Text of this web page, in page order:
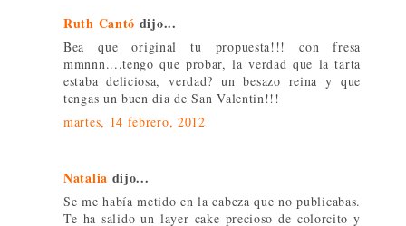
Ruth Cantó dijo...
Bea que original tu propuesta!!! con fresa
mmnnn....tengo que probar, la verdad que la tarta
estaba deliciosa, verdad? un besazo reina y que
tengas un buen dia de San Valentin!!!
martes, 14 febrero, 2012
Natalia dijo...
Se me había metido en la cabeza que no publicabas.
Te ha salido un layer cake precioso de colorcito y